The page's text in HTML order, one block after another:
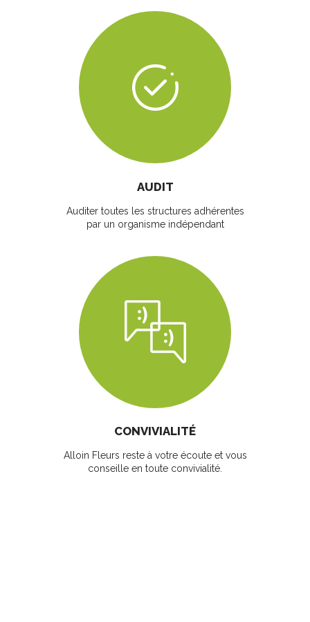
AUDIT
Auditer toutes les structures adhérentes
par un organisme indépendant
CONVIVIALITÉ
Alloin Fleurs reste à votre écoute et vous
conseille en toute convivialité.